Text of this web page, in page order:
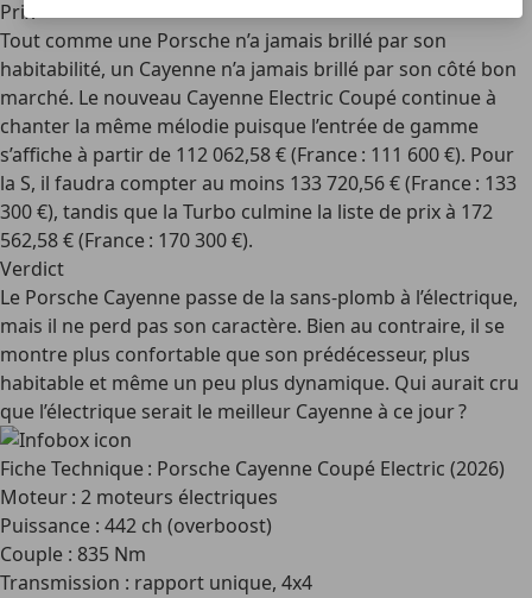
Prix
Tout comme une Porsche n’a jamais brillé par son
habitabilité, un Cayenne n’a jamais brillé par son côté bon
marché. Le nouveau Cayenne Electric Coupé continue à
chanter la même mélodie puisque l’entrée de gamme
s’affiche à partir de 112 062,58 € (France : 111 600 €). Pour
la S, il faudra compter au moins 133 720,56 € (France : 133
300 €), tandis que la Turbo culmine la liste de prix à 172
562,58 € (France : 170 300 €).
Verdict
Le Porsche Cayenne passe de la sans-plomb à l’électrique,
mais il ne perd pas son caractère. Bien au contraire, il se
montre plus confortable que son prédécesseur, plus
habitable et même un peu plus dynamique. Qui aurait cru
que l’électrique serait le meilleur Cayenne à ce jour ?
Fiche Technique : Porsche Cayenne Coupé Electric (2026)
Moteur : 2 moteurs électriques
Puissance : 442 ch (overboost)
Couple : 835 Nm
Transmission : rapport unique, 4x4